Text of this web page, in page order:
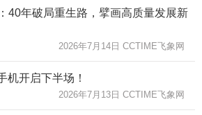
40年破局重生路，擘画高质量发展新
2026年7月14日 CCTIME飞象网
机开启下半场！
2026年7月13日 CCTIME飞象网